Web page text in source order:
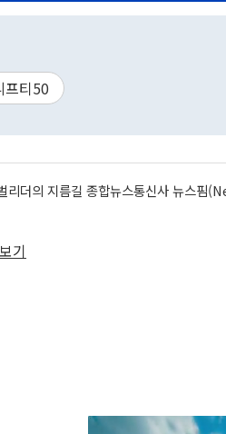
프티50
리더의 지름길 종합뉴스통신사 뉴스핌
기